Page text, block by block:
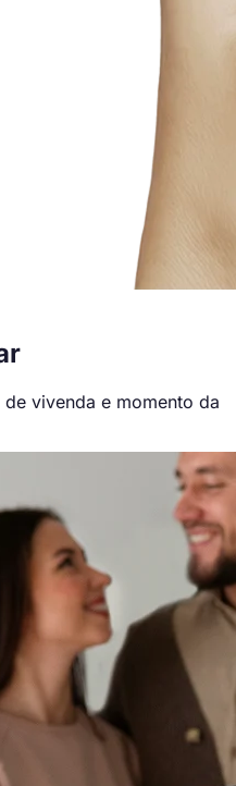
vivenda e momento da